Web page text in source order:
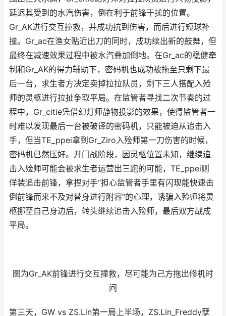
延迟其受到的水汽伤害，倒在利于前锋干扰的位置。
Gr_AK进行交互撞救，并成功抗到伤害，而后进行短球补
撞。Gr_ac在渔女贴近出刀的同时，成功续出新的鼓舞，但
最终在减速效果过程中被水汽叠加倒地。在Gr_ac的稳健牵
制和Gr_AK的得力辅助下，密码机也成功被拖至只剩下最
后一台，求生者方决定卖掉拉拉队员，剩下三人搭配入殓
师的灵柩进行拉扯争取平局。在监管者寻找二次节奏的过
程中，Gr_citie凭借幻灯师静物投影的效果，使得监管者一
时难以发现最后一台被破译的密码机，只能被迫从追击入
手，但当TE_ppei拿到Gr_Ziro入殓师第一刀伤害的时候，
密码机已然压好。开门战阶段，因灵柩位置未知，继续追
击入殓师可能会被求生者运营出三跑的可能，TE_ppei则
佯装追击前锋，拿捏对手“担心监管者手里有闪现能快速击
倒前锋而来不及对替身进行附容“的心理，诱骗入殓师将灵
柩挪至自己身边后，转头继续追击入殓师，最后双方战成
平局。
图为Gr_AK前锋进行交互撞救，尽可能为己方拖出修机时
间
第三天，GW vs ZS.Lin第一局上半场，ZS.Lin_Freddy孽